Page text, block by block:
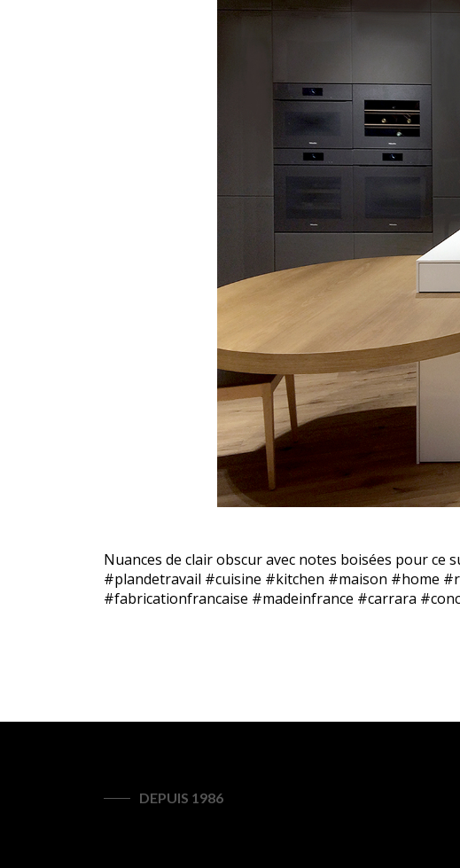
Nuances de clair obscur avec notes boisées pour ce
#plandetravail #cuisine #kitchen #maison #home
#fabricationfrancaise #madeinfrance #carrara
DEPUIS 1986